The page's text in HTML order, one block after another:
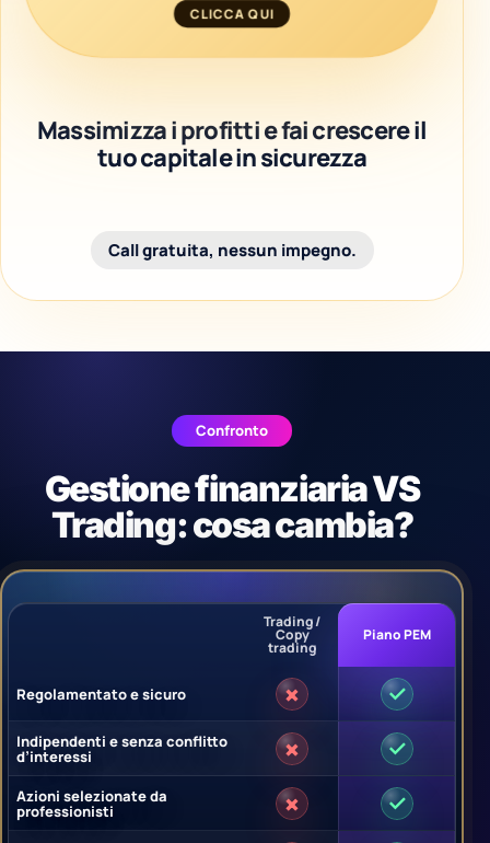
CLICCA QUI
Massimizza i profitti e fai crescere il
tuo capitale in sicurezza
Call gratuita, nessun impegno.
Confronto
Gestione finanziaria VS
Trading: cosa cambia?
Trading /
Copy
trading
Piano PEM
Regolamentato e sicuro × ✓
Indipendenti e senza conflitto
d’interessi × ✓
Azioni selezionate da
professionisti × ✓